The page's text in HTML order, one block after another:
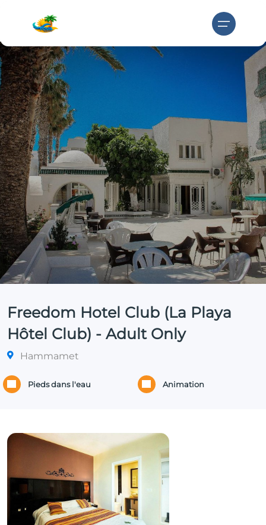
Freedom Hotel Club (La Playa
Hôtel Club) - Adult Only
Hammamet
Pieds dans l'eau Animation